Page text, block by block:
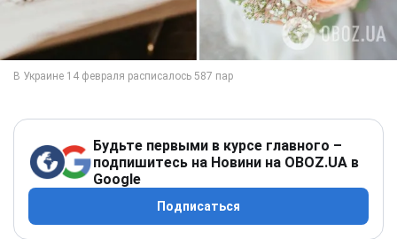
Будьте первыми в курсе главного –
подпишитесь на Новини на OBOZ.UA в
Google
Подписаться